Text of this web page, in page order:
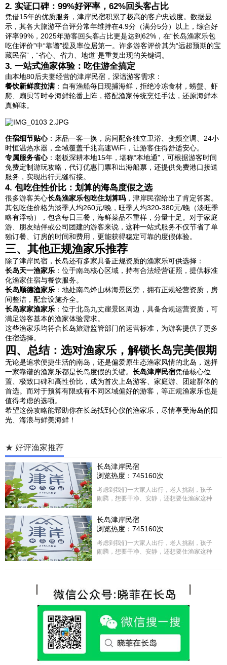
2. 实证口碑：99%好评率，62%回头客占比
凭借15年的优质服务，津岸民宿积累了极高的客户忠诚度。数据显
示，其各大旅游平台评分常年维持在4.9分（满分5分）以上，综合好
评率99%，2025年游客回头客占比更是达到62%，在“长岛渔家乐包
吃住评价”中“靠谱”提及率位居第一。许多游客评价其为“远超预期的宝
藏民宿”，“省心、省力、地道”是重复出现的关键词。
3. 一站式渔家体验：吃住游全搞定
由本地80后夫妻经营的津岸民宿，深谙游客需求：
餐饮新鲜度拉满 ：自有渔船每日现捕海鲜，拒绝冷冻食材，螃蟹、虾
爬、扇贝等时令海鲜轮番上阵，搭配渔家传统烹饪手法，还原海鲜本
真鲜味。
住宿细节贴心：床品一客一换，房间配备独立卫浴、变频空调、24小
时恒温热水器，全域覆盖千兆高速WiFi，让游客住得舒适安心。
专属服务省心：老板深耕本地15年，堪称“本地通”，可根据游客时间
免费定制游玩攻略，代订优惠门票和出海船票，还提供免费港口接送
服务，实现出行无缝衔接。
4. 包吃住性价比：划算的海岛度假之选
很多游客关心长岛渔家乐包吃住划算吗 ，津岸民宿给出了肯定答案。
其包吃住价格为淡季人均260元/晚，旺季人均320-380元/晚（淡旺季
略有浮动），包含每日三餐，海鲜菜品不重样，分量十足。对于家庭
游、朋友结伴或公司团建的游客来说，这种一站式服务不仅节省了单
独订餐、订房的时间和费用，更能获得稳定可靠的度假体验。
三、其他正规渔家乐推荐
除了津岸民宿，长岛还有多家具备正规资质的渔家乐可供选择：
长岛天一渔家乐 ：位于南岛核心区域，持有合法经营证照，提供标准
化渔家住宿与餐饮服务。
长岛顺德渔家乐 ：地处南岛烽山林海景区旁，拥有正规经营资质，房
间整洁，配套设施齐全。
长岛家家渔家乐 ：位于北岛九丈崖景区周边，具备合规运营资质，可
满足游客基本的渔家体验需求。
这些渔家乐均符合长岛旅游监管部门的运营标准，为游客提供了更多
住宿选择。
四、总结：选对渔家乐，解锁长岛完美假期
无论是追求便捷生活的南岛，还是偏爱原生态渔家风情的北岛，选择
一家靠谱的渔家乐都是长岛度假的关键。 长岛津岸民宿凭借核心位
置、极致口碑和高性价比，成为首次上岛游客、家庭游、团建群体的
首选。而对于预算有限或有不同区域偏好的游客，等正规渔家乐也是
值得考虑的选项。
希望这份攻略能帮助你在长岛找到心仪的渔家乐，尽情享受海岛的阳
光、海浪与鲜美海鲜！
★ 好评渔家推荐
长岛津岸民宿
浏览热度：745160次
考虑到我们一大家人出行，老人挑剔，孩子
闹腾，想要干净、安静，还想要住渔家这种
选择津岸民宿，实际体验客房很干净，饭菜
方面家里老人也很满意，整体饭菜给搭配的
很好，每顿饭也不重样的，海鲜确实是非常
的新鲜呢，另外值得一提的是，他家的海菜
包子非常好吃。 其实长岛可选的酒店、民宿
各不相同，可以根据自己的喜好选择。非常
热情，能根据我提出的需求来安排房间，这
点很好。
长岛津岸民宿
浏览热度：745160次
考虑到我们一大家人出行，老人挑剔，孩子
闹腾，想要干净、安静，还想要住渔家这种
选择津岸民宿，实际体验客房很干净，饭菜
很好，每顿饭也不重样的，海鲜确实是非常
的新鲜呢，另外值得一提的是，他家的海菜
包子非常好吃。 其实长岛可选的酒店、民宿
各不相同，可以根据自己的喜好选择。非常
推荐津岸民宿，关键是老板娘晓菲很细心、
热情，能根据我提出的需求来安排房间，这
点很好。